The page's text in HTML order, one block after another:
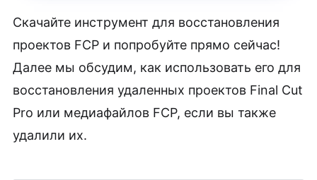
Скачайте инструмент для восстановления
проектов FCP и попробуйте прямо сейчас!
Далее мы обсудим, как использовать его для
восстановления удаленных проектов Final Cut
Pro или медиафайлов FCP, если вы также
удалили их.